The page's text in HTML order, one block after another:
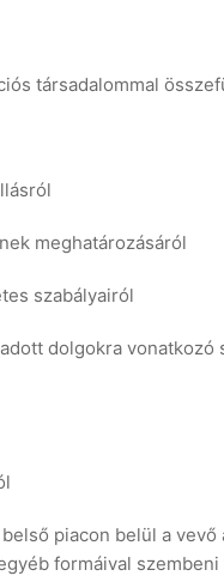
társadalommal
meghatározásáról
szabályairól
dolgokra
belső piacon belül a
formáival